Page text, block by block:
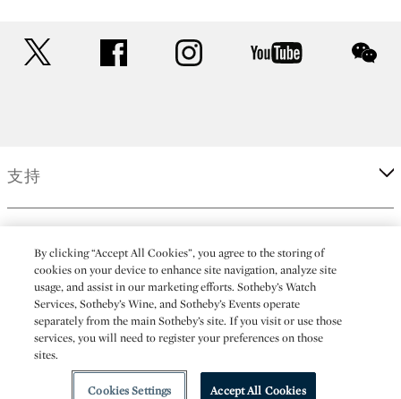
facebook instagram youtube
支持
更多
(C) 2026 Sotheby's
By clicking “Accept All Cookies”, you agree to the storing of
cookies on your device to enhance site navigation, analyze site
usage, and assist in our marketing efforts. Sotheby’s Watch
Services, Sotheby’s Wine, and Sotheby’s Events operate
separately from the main Sotheby’s site. If you visit or use those
services, you will need to register your preferences on those
sites.
Cookies Settings Accept All Cookies